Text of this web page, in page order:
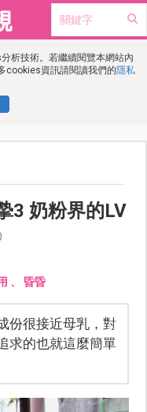
析技術。若繼續閱覽本網站內
cookies資訊請閱讀我們的隱私
3 奶粉界的LV
、 昏昏
份很接近母乳，對
求的也就這麼簡單